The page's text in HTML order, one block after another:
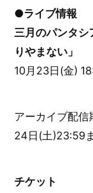
●ライブ情報
三月のパンタ
りやまない」
10月23日(金)
アーカイブ配信
24日(土)23:59
チケット